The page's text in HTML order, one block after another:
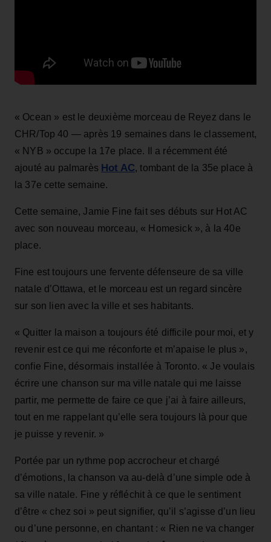
« Ocean » est le deuxième morceau de Reyez dans le
CHR/Top 40 — après 19 semaines dans le classement,
« NYB » occupe la 17e place. Il a récemment été
ajouté au palmarès Hot AC, tombant de la 35e place à
la 37e cette semaine.
Cette semaine, Jamie Fine fait ses débuts sur Hot AC
avec son nouveau morceau, « Homesick », à la 40e
place.
Fine est toujours une fervente défenseure de sa ville
natale d’Ottawa, et le morceau est un regard sincère
sur son lien avec la ville et ses habitants.
« Quitter la maison a toujours été difficile pour moi, et y
revenir est ce qui me réconforte et m’apaise le plus »,
confie Fine, désormais installée à Toronto. « Je voulais
écrire une chanson sur ma ville natale qui me laisse
partir, me permette de faire ce que j’ai à faire ailleurs,
tout en me rappelant qu’elle sera toujours là pour que
je puisse y revenir. »
Portée par un rythme pop accrocheur et chargé
d’émotions, la chanson va au-delà d’une simple ode à
sa ville natale. Fine y réfléchit à ce que le sentiment
d’être « chez soi » peut signifier, qu’il s’agisse d’un lieu
ou d’une personne, en chantant : « Rien ne va changer